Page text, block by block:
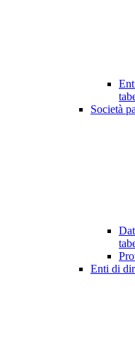
Società
Enti di